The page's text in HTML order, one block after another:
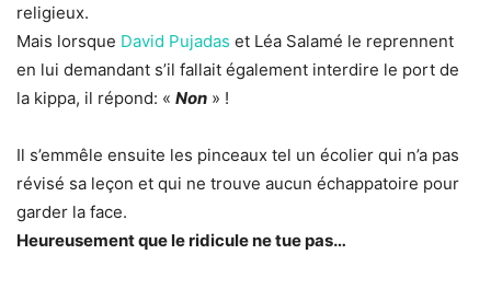
religieux.
Mais lorsque David Pujadas et Léa Salamé le reprennent
en lui demandant s’il fallait également interdire le port de
la kippa, il répond: « Non » !
Il s’emmêle ensuite les pinceaux tel un écolier qui n’a pas
révisé sa leçon et qui ne trouve aucun échappatoire pour
garder la face.
Heureusement que le ridicule ne tue pas…